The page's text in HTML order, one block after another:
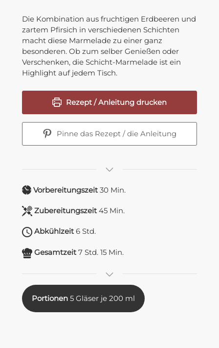
Die Kombination aus fruchtigen Erdbeeren und
zartem Pfirsich in verschiedenen Schichten
macht diese Marmelade zu einer ganz
besonderen. Ob zum selber Genießen oder
Verschenken, die Schicht-Marmelade ist ein
Highlight auf jedem Tisch.
Rezept / Anleitung drucken
Pinne das Rezept / die Anleitung
Vorbereitungszeit30 Min.
Zubereitungszeit 45 Min.
Abkühlzeit6 Std.
Gesamtzeit7 Std. 15 Min.
Portionen 5 Gläser je 200 ml